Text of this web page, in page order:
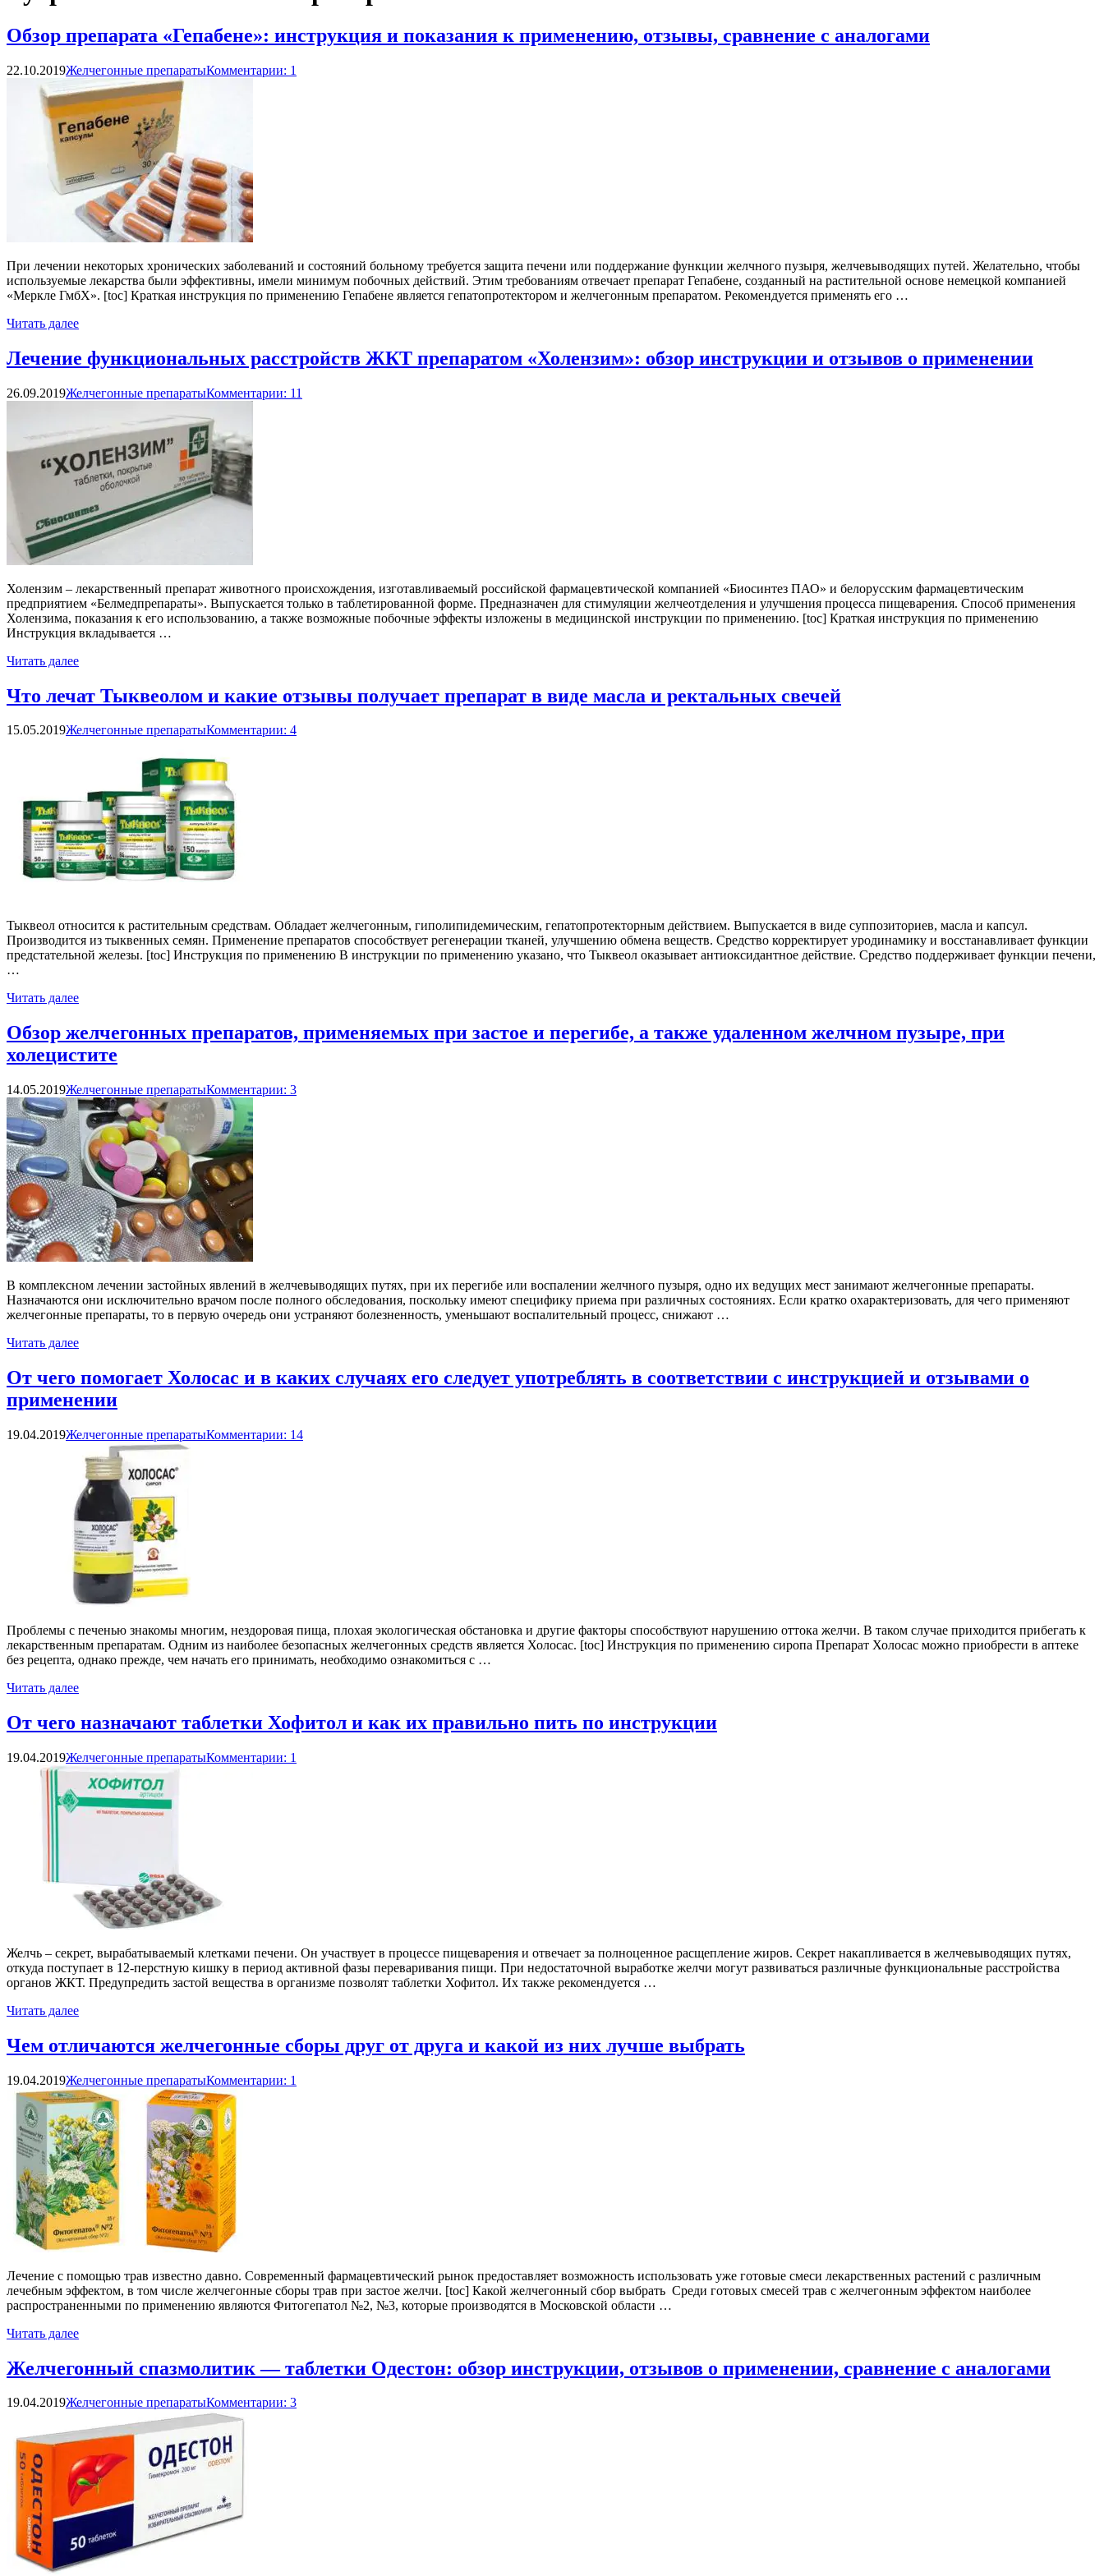
Обзор препарата «Гепабене»: инструкция и показания к применению, отзывы, сравнение с аналогами
22.10.2019Желчегонные препаратыКомментарии: 1
При лечении некоторых хронических заболеваний и состояний больному требуется защита печени или поддержание функции желчного пузыря, желчевыводящих путей. Желательно, чтобы
используемые лекарства были эффективны, имели минимум побочных действий. Этим требованиям отвечает препарат Гепабене, созданный на растительной основе немецкой компанией
«Меркле ГмбХ». [toc] Краткая инструкция по применению Гепабене является гепатопротектором и желчегонным препаратом. Рекомендуется применять его …
Читать далее
Лечение функциональных расстройств ЖКТ препаратом «Холензим»: обзор инструкции и отзывов о применении
26.09.2019Желчегонные препаратыКомментарии: 11
Холензим – лекарственный препарат животного происхождения, изготавливаемый российской фармацевтической компанией «Биосинтез ПАО» и белорусским фармацевтическим
предприятием «Белмедпрепараты». Выпускается только в таблетированной форме. Предназначен для стимуляции желчеотделения и улучшения процесса пищеварения. Способ применения
Холензима, показания к его использованию, а также возможные побочные эффекты изложены в медицинской инструкции по применению. [toc] Краткая инструкция по применению
Инструкция вкладывается …
Читать далее
Что лечат Тыквеолом и какие отзывы получает препарат в виде масла и ректальных свечей
15.05.2019Желчегонные препаратыКомментарии: 4
Тыквеол относится к растительным средствам. Обладает желчегонным, гиполипидемическим, гепатопротекторным действием. Выпускается в виде суппозиториев, масла и капсул.
Производится из тыквенных семян. Применение препаратов способствует регенерации тканей, улучшению обмена веществ. Средство корректирует уродинамику и восстанавливает функции
предстательной железы. [toc] Инструкция по применению В инструкции по применению указано, что Тыквеол оказывает антиоксидантное действие. Средство поддерживает функции печени,
…
Читать далее
Обзор желчегонных препаратов, применяемых при застое и перегибе, а также удаленном желчном пузыре, при
холецистите
14.05.2019Желчегонные препаратыКомментарии: 3
В комплексном лечении застойных явлений в желчевыводящих путях, при их перегибе или воспалении желчного пузыря, одно их ведущих мест занимают желчегонные препараты.
Назначаются они исключительно врачом после полного обследования, поскольку имеют специфику приема при различных состояниях. Если кратко охарактеризовать, для чего применяют
желчегонные препараты, то в первую очередь они устраняют болезненность, уменьшают воспалительный процесс, снижают …
Читать далее
От чего помогает Холосас и в каких случаях его следует употреблять в соответствии с инструкцией и отзывами о
применении
19.04.2019Желчегонные препаратыКомментарии: 14
Проблемы с печенью знакомы многим, нездоровая пища, плохая экологическая обстановка и другие факторы способствуют нарушению оттока желчи. В таком случае приходится прибегать к
лекарственным препаратам. Одним из наиболее безопасных желчегонных средств является Холосас. [toc] Инструкция по применению сиропа Препарат Холосас можно приобрести в аптеке
без рецепта, однако прежде, чем начать его принимать, необходимо ознакомиться с …
Читать далее
От чего назначают таблетки Хофитол и как их правильно пить по инструкции
19.04.2019Желчегонные препаратыКомментарии: 1
Желчь – секрет, вырабатываемый клетками печени. Он участвует в процессе пищеварения и отвечает за полноценное расщепление жиров. Секрет накапливается в желчевыводящих путях,
откуда поступает в 12-перстную кишку в период активной фазы переваривания пищи. При недостаточной выработке желчи могут развиваться различные функциональные расстройства
органов ЖКТ. Предупредить застой вещества в организме позволят таблетки Хофитол. Их также рекомендуется …
Читать далее
Чем отличаются желчегонные сборы друг от друга и какой из них лучше выбрать
19.04.2019Желчегонные препаратыКомментарии: 1
Лечение с помощью трав известно давно. Современный фармацевтический рынок предоставляет возможность использовать уже готовые смеси лекарственных растений с различным
лечебным эффектом, в том числе желчегонные сборы трав при застое желчи. [toc] Какой желчегонный сбор выбрать Среди готовых смесей трав с желчегонным эффектом наиболее
распространенными по применению являются Фитогепатол №2, №3, которые производятся в Московской области …
Читать далее
Желчегонный спазмолитик — таблетки Одестон: обзор инструкции, отзывов о применении, сравнение с аналогами
19.04.2019Желчегонные препаратыКомментарии: 3